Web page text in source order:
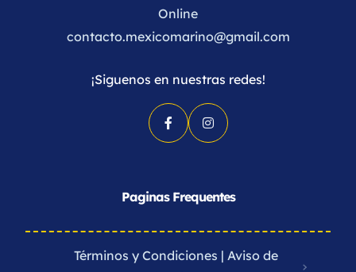
Online
contacto.mexicomarino@gmail.com
¡Siguenos en nuestras redes!
Paginas Frequentes
Términos y Condiciones | Aviso de